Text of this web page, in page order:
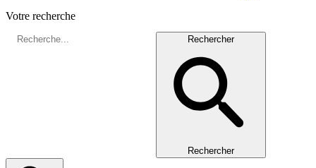
Votre recherche
Rechercher
Rechercher